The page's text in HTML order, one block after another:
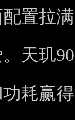
置拉
天玑
耗赢